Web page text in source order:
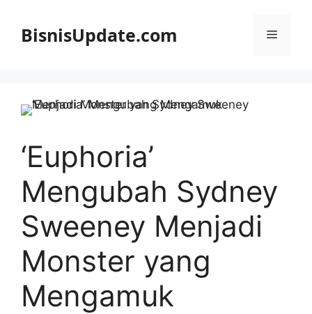
BisnisUpdate.com Menu
‘Euphoria’
Mengubah Sydney
Sweeney Menjadi
Monster yang
Mengamuk